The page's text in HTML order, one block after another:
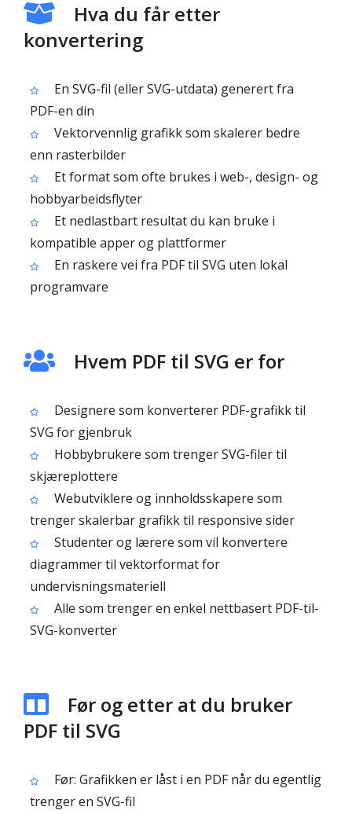
Hva du får etter
konvertering
En SVG-fil (eller SVG-utdata) generert fra
PDF-en din
Vektorvennlig grafikk som skalerer bedre
enn rasterbilder
Et format som ofte brukes i web-, design- og
hobbyarbeidsflyter
Et nedlastbart resultat du kan bruke i
kompatible apper og plattformer
En raskere vei fra PDF til SVG uten lokal
programvare
Hvem PDF til SVG er for
Designere som konverterer PDF-grafikk til
SVG for gjenbruk
Hobbybrukere som trenger SVG-filer til
skjæreplottere
Webutviklere og innholdsskapere som
trenger skalerbar grafikk til responsive sider
Studenter og lærere som vil konvertere
diagrammer til vektorformat for
undervisningsmateriell
Alle som trenger en enkel nettbasert PDF-til-
SVG-konverter
Før og etter at du bruker
PDF til SVG
Før: Grafikken er låst i en PDF når du egentlig
trenger en SVG-fil